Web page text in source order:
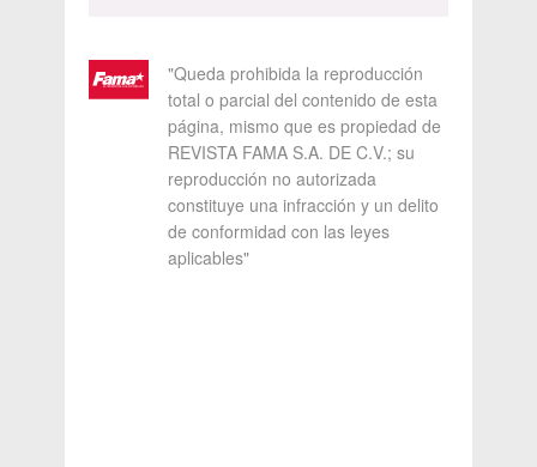
"Queda prohibida la reproducción
total o parcial del contenido de esta
página, mismo que es propiedad de
REVISTA FAMA S.A. DE C.V.; su
reproducción no autorizada
constituye una infracción y un delito
de conformidad con las leyes
aplicables"